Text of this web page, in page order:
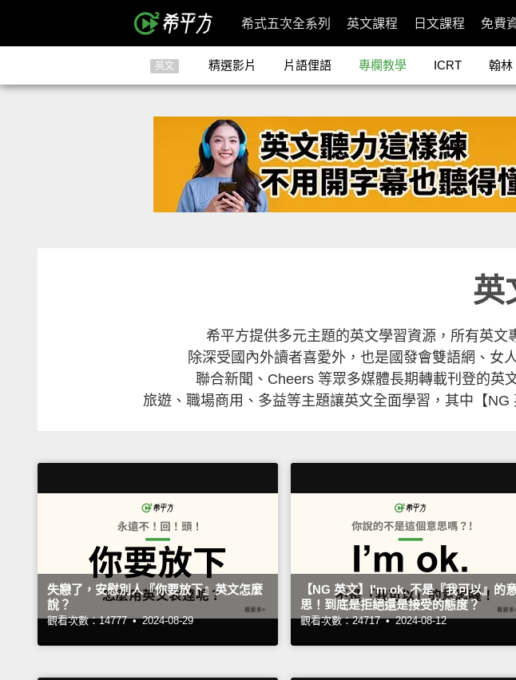
希式五次全系列 英文課程 日文課程 免費
英文 精選影片 片語俚語 專欄教學 ICRT 翰林
英
希平方提供多元主題的英文學習資源，所有英文
除深受國內外讀者喜愛外，也是國發會雙語網、女
聯合新聞、Cheers 等眾多媒體長期轉載刊登的英
旅遊、職場商用、多益等主題讓英文全面學習，其中【
失戀了，安慰別人『你要放下』英文怎麼
說？
觀看次數：14777 • 2024-08-29
【NG 英文】I'm ok. 不是『我可以』的
思！到底是拒絕還是接受的態度？
觀看次數：24717 • 2024-08-12